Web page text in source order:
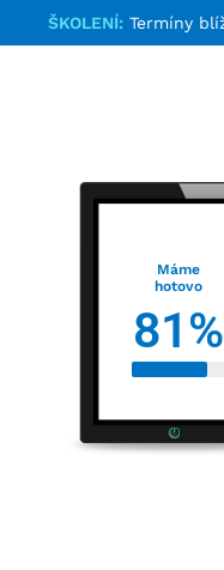
ŠKOLENÍ: Termíny
Máme
hotovo
81%